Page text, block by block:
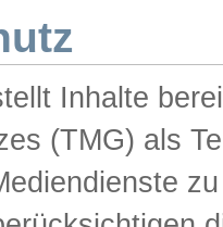
Inhalte
(TMG) als